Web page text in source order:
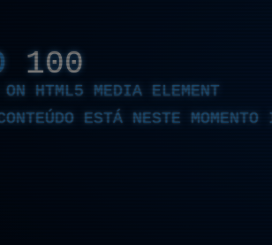
100
ON HTML5 MEDIA ELEMENT
ESTÁ NESTE